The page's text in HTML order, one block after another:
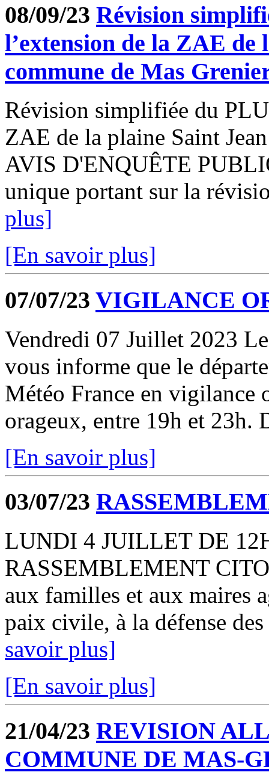
08/09/23 Révision
l’extension de la ZAE de
commune de Mas
Révision simplifiée du
ZAE de la plaine Saint
AVIS D'ENQUÊTE
unique portant sur la
plus]
[En savoir plus]
07/07/23 VIGILANCE
Vendredi 07 Juillet 2023
vous informe que le
Météo France en vigilance
orageux, entre 19h et 23h.
[En savoir plus]
03/07/23
LUNDI 4 JUILLET DE
RASSEMBLEMENT
aux familles et aux maires
paix civile, à la défense
savoir plus]
[En savoir plus]
21/04/23 REVISION
COMMUNE DE MAS-